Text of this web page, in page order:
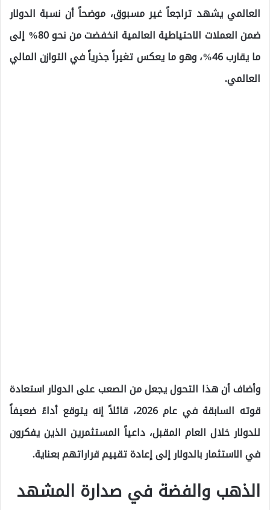
العالمي يشهد تراجعاً غير مسبوق، موضحاً أن نسبة الدولار
ضمن العملات الاحتياطية العالمية انخفضت من نحو 80% إلى
ما يقارب 46%، وهو ما يعكس تغيراً جذرياً في التوازن المالي
العالمي.
وأضاف أن هذا التحول يجعل من الصعب على الدولار استعادة
قوته السابقة في عام 2026، قائلاً إنه يتوقع أداءً ضعيفاً
للدولار خلال العام المقبل، داعياً المستثمرين الذين يفكرون
في الاستثمار بالدولار إلى إعادة تقييم قراراتهم بعناية.
الذهب والفضة في صدارة المشهد